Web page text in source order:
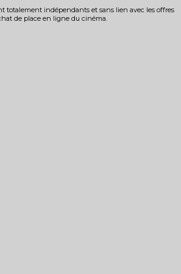
totalement indépendants et sans lien avec les offres
de place en ligne du cinéma.